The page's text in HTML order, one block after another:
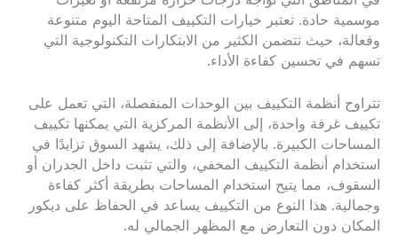
موسمية حادة. تعتبر خيارات التكييف المتاحة اليوم متنوعة
وفعالة، حيث تتضمن الكثير من الابتكارات التكنولوجية التي
تسهم في تحسين كفاءة الأداء.
تتراوح أنظمة التكييف بين الوحدات المنفصلة، التي تعمل على
تكييف غرفة واحدة، إلى الأنظمة المركزية التي يمكنها تكييف
المساحات الكبيرة. بالإضافة إلى ذلك، يشهد السوق تزايدًا في
استخدام أنظمة التكييف المخفي، والتي تثبت داخل الجدران أو
السقوف، مما يتيح استخدام المساحات بطريقة أكثر كفاءة
وجمالية. هذا النوع من التكييف يساعد في الحفاظ على ديكور
المكان دون التعارض مع المظهر الجمالي له.